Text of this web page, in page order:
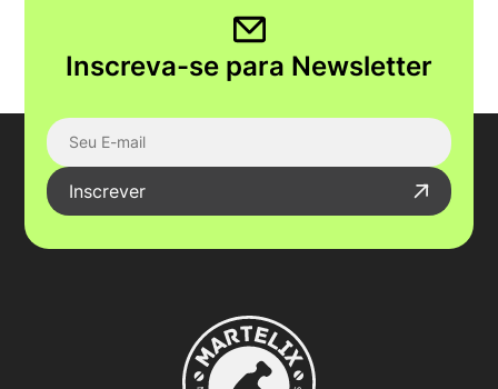
Inscreva-se para Newsletter
Inscrever